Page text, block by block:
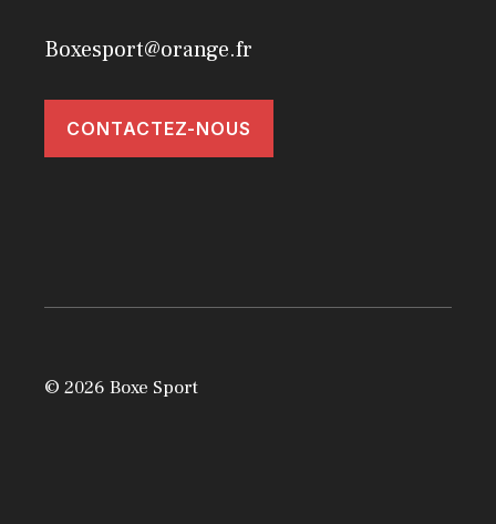
Boxesport@orange.fr
CONTACTEZ-NOUS
© 2026 Boxe Sport